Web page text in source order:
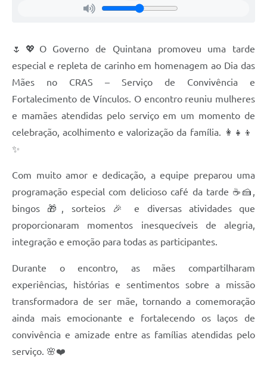
🌷💖O Governo de Quintana promoveu uma tarde
especial e repleta de carinho em homenagem ao Dia das
Mães no CRAS – Serviço de Convivência e
Fortalecimento de Vínculos. O encontro reuniu mulheres
e mamães atendidas pelo serviço em um momento de
celebração, acolhimento e valorização da família. 👩‍👧‍👦
✨
Com muito amor e dedicação, a equipe preparou uma
programação especial com delicioso café da tarde ☕🍰,
bingos 🎁, sorteios 🎉 e diversas atividades que
proporcionaram momentos inesquecíveis de alegria,
integração e emoção para todas as participantes.
Durante o encontro, as mães compartilharam
experiências, histórias e sentimentos sobre a missão
transformadora de ser mãe, tornando a comemoração
ainda mais emocionante e fortalecendo os laços de
convivência e amizade entre as famílias atendidas pelo
serviço. 🌸❤️